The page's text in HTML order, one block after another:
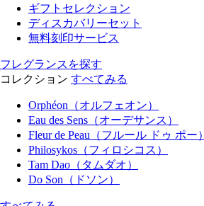
ギフトセレクション
ディスカバリーセット
無料刻印サービス
フレグランスを探す
コレクション すべてみる
Orphéon（オルフェオン）
Eau des Sens（オーデサンス）
Fleur de Peau（フルール ドゥ ポー）
Philosykos（フィロシコス）
Tam Dao（タムダオ）
Do Son（ドソン）